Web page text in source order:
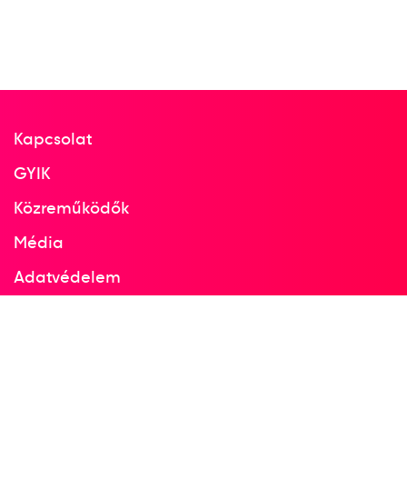
Kapcsolat
GYIK
Közreműködők
Média
Adatvédelem